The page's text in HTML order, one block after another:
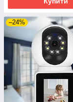
–24%